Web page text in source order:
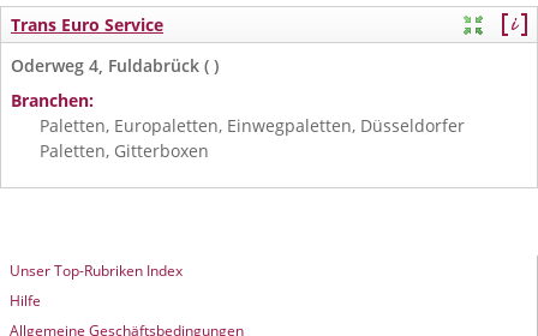
Trans Euro Service
Oderweg 4, Fuldabrück ( )
Branchen:
Paletten, Europaletten, Einwegpaletten, Düsseldorfer
Paletten, Gitterboxen
Unser Top-Rubriken Index
Hilfe
Allgemeine Geschäftsbedingungen